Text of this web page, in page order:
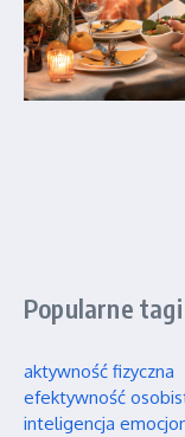
Popularne tagi
aktywność fizyczna
efektywność
inteligencja